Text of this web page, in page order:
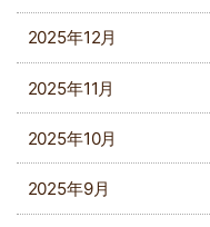
2025年12月
2025年11月
2025年10月
2025年9月